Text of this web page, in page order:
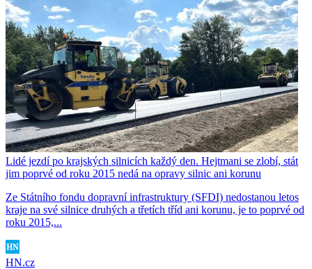
Lidé jezdí po krajských silnicích každý den. Hejtmani se zlobí, stát
jim poprvé od roku 2015 nedá na opravy silnic ani korunu
Ze Státního fondu dopravní infrastruktury (SFDI) nedostanou letos
kraje na své silnice druhých a třetích tříd ani korunu, je to poprvé od
roku 2015,...
HN.cz